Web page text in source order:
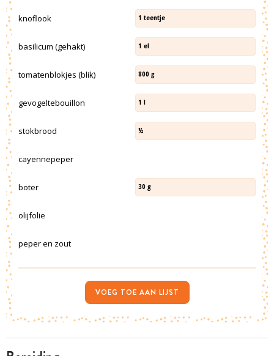
knoflook 1 teentje
basilicum (gehakt) 1 el
tomatenblokjes (blik) 800 g
gevogeltebouillon 1 l
stokbrood ½
cayennepeper
boter 30 g
olijfolie
peper en zout
VOEG TOE AAN LIJST